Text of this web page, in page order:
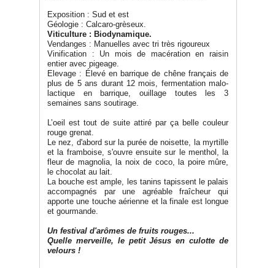
Exposition : Sud et est
Géologie : Calcaro-grèseux.
Viticulture : Biodynamique.
Vendanges : Manuelles avec tri très rigoureux
Vinification : Un mois de macération en raisin
entier avec pigeage.
Elevage : Élevé en barrique de chêne français de
plus de 5 ans durant 12 mois, fermentation malo-
lactique en barrique, ouillage toutes les 3
semaines sans soutirage.
L’oeil est tout de suite attiré par ça belle couleur
rouge grenat.
Le nez, d'abord sur la purée de noisette, la myrtille
et la framboise, s'ouvre ensuite sur le menthol, la
fleur de magnolia, la noix de coco, la poire mûre,
le chocolat au lait.
La bouche est ample, les tanins tapissent le palais
accompagnés par une agréable fraîcheur qui
apporte une touche aérienne et la finale est longue
et gourmande.
Un festival d'arômes de fruits rouges...
Quelle merveille, le petit Jésus en culotte de
velours !